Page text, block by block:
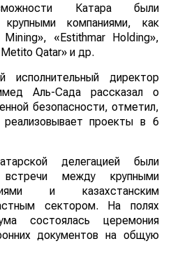
Катара были
компаниями, как
«Estithmar Holding»,
Qatar» и др.
директор
Аль-Сада рассказал о
безопасности, отметил,
проекты в 6
делегацией были
между крупными
и казахстанским
сектором. На полях
состоялась церемония
документов на общую